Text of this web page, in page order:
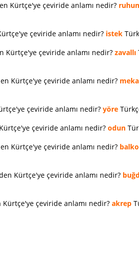
Kürtçe'ye çeviride anlamı nedir?
çeviride anlamı nedir? istek
Kürtçe'ye çeviride anlamı nedir? zavallı
Kürtçe'ye çeviride anlamı nedir?
çeviride anlamı nedir? yöre
çeviride anlamı nedir? odun
Kürtçe'ye çeviride anlamı nedir?
Kürtçe'ye çeviride anlamı nedir?
Kürtçe'ye çeviride anlamı nedir? akrep